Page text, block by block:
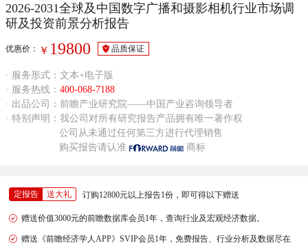
2026-2031全球及中国数字广播和摄影相机行业市场调
研及投资前景分析报告
优惠价： ￥ 19800 品质保证
· 服务形式：文本+电子版
· 服务热线： 400-068-7188
· 出品公司：前瞻产业研究院——中国产业咨询领导者
· 特别声明：我公司对所有研究报告产品拥有唯一著作权
公司从未通过任何第三方进行代理销售
购买报告请认准
商标
定报告 送大礼 订购12800元以上报告1份，即可得以下赠送
赠送价值3000元的前瞻数据库会员1年，查询行业及宏观经济数据。
赠送《前瞻经济学人APP》SVIP会员1年，免费报告、行业分析及数据尽在